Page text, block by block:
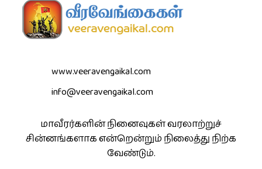
www.veeravengaikal.com
info@veeravengaikal.com
மாவீரர்களின் நினைவுகள் வரலாற்றுச்
சின்னங்களாக என்றென்றும் நிலைத்து நிற்க
வேண்டும்.